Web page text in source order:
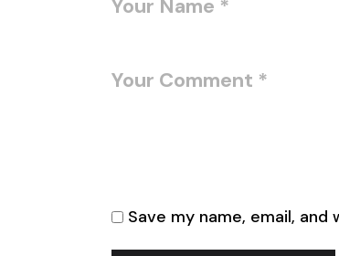
Save my name, email,